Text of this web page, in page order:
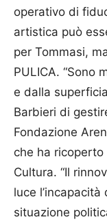
operativo di
artistica può
per Tommasi,
PULICA. “Sono
e dalla
Barbieri di
Fondazione
che ha
Cultura. “Il
luce
situazione